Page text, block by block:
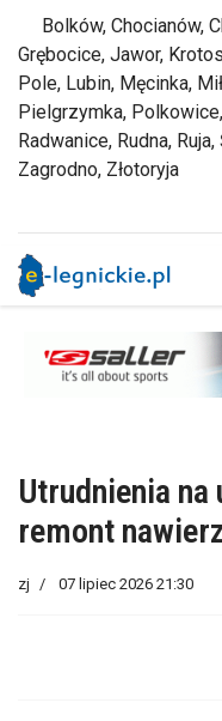
Bolków, Chocianów,
Grębocice, Jawor,
Pole, Lubin, Męcinka,
Pielgrzymka,
Radwanice, Rudna,
Zagrodno, Złotoryja
Utrudnienia
remont
zj 07 lipiec 2026 21:30